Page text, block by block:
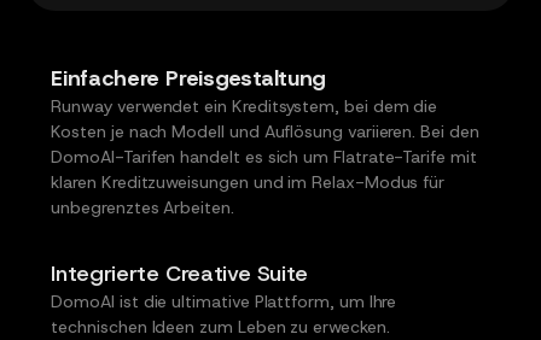
Einfachere Preisgestaltung
Runway verwendet ein Kreditsystem, bei dem die
Kosten je nach Modell und Auflösung variieren. Bei den
DomoAI-Tarifen handelt es sich um Flatrate-Tarife mit
klaren Kreditzuweisungen und im Relax-Modus für
unbegrenztes Arbeiten.
Integrierte Creative Suite
DomoAI ist die ultimative Plattform, um Ihre
technischen Ideen zum Leben zu erwecken.